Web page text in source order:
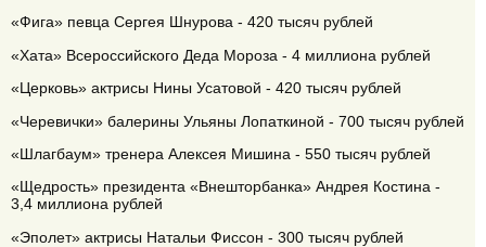
«Фига» певца Сергея Шнурова - 420 тысяч рублей
«Хата» Всероссийского Деда Мороза - 4 миллиона рублей
«Церковь» актрисы Нины Усатовой - 420 тысяч рублей
«Черевички» балерины Ульяны Лопаткиной - 700 тысяч рублей
«Шлагбаум» тренера Алексея Мишина - 550 тысяч рублей
«Щедрость» президента «Внешторбанка» Андрея Костина -
3,4 миллиона рублей
«Эполет» актрисы Натальи Фиссон - 300 тысяч рублей